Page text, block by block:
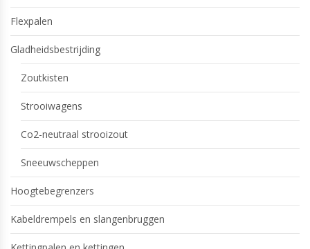
Flexpalen
Gladheidsbestrijding
Zoutkisten
Strooiwagens
Co2-neutraal strooizout
Sneeuwscheppen
Hoogtebegrenzers
Kabeldrempels en slangenbruggen